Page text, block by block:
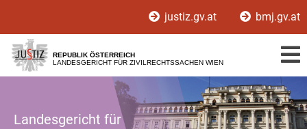
[1]
[2]
[3]
justiz.gv.at bmj.gv.at
REPUBLIK ÖSTERREICH
LANDESGERICHT FÜR ZIVILRECHTSSACHEN WIEN
Landesgericht für